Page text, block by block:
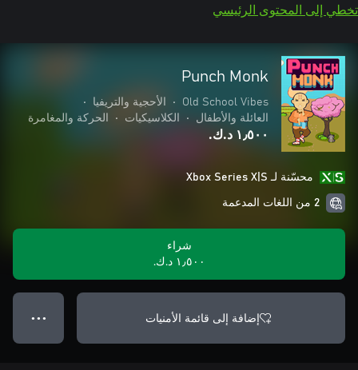
تخطي إلى المحتوى الرئيسي
Punch Monk
Old School Vibes
• الأحجية والتريفيا
•
العائلة والأطفال
• الكلاسيكيات • الحركة والمغامرة
١٫٥٠٠ د.ك.‏
محسّنة لـ Xbox Series X|S
2 من اللغات المدعمة
شراء
١٫٥٠٠ د.ك.‏
إضافة إلى قائمة الأمنيات ● ● ●